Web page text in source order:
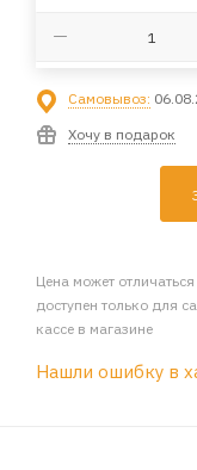
Самовывоз:
Хочу в подарок
Цена может
доступен только для
кассе в магазине
Нашли ошибку в